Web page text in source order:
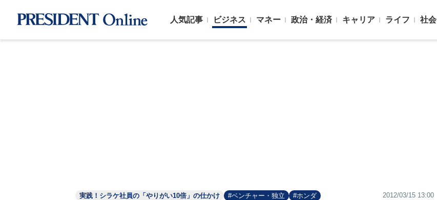
人気記事 ビジネス マネー 政治・経済 キャリア ライフ 社会
実践！シラケ社員の「やりがい10倍」の仕かけ #ベンチャー・独立 #ホンダ 2012/03/15 13:00